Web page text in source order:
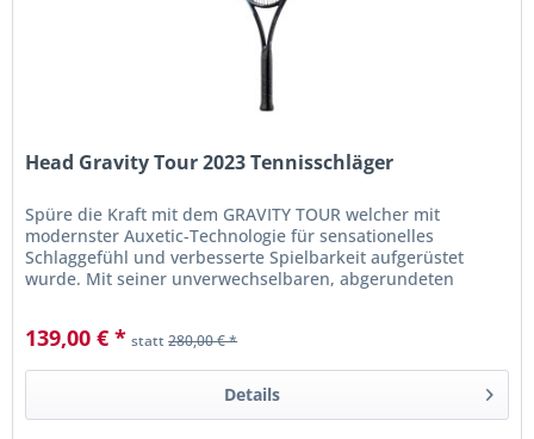
Head Gravity Tour 2023 Tennisschläger
Spüre die Kraft mit dem GRAVITY TOUR welcher mit
modernster Auxetic-Technologie für sensationelles
Schlaggefühl und verbesserte Spielbarkeit aufgerüstet
wurde. Mit seiner unverwechselbaren, abgerundeten
139,00 € * statt280,00 € *
Details